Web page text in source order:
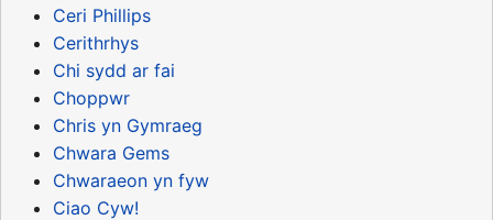
Ceri Phillips
Cerithrhys
Chi sydd ar fai
Choppwr
Chris yn Gymraeg
Chwara Gems
Chwaraeon yn fyw
Ciao Cyw!